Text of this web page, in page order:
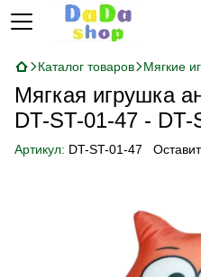
Каталог товаров Мягкие
Мягкая игрушка
DT-ST-01-47 - DT-
Артикул: DT-ST-01-47